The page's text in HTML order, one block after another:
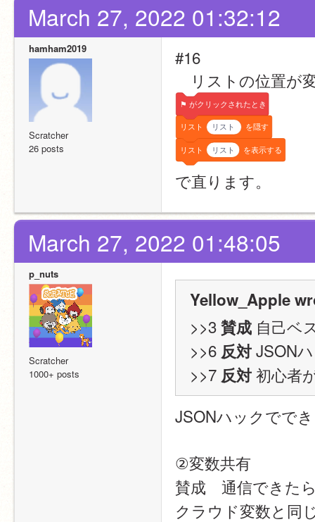
March 27, 2022 01:32:12
hamham2019
Scratcher
26 posts
#16
リストの位置が
⚑ がクリックされたとき
リスト リスト を隠す
リスト リスト を表示する
で直ります。
March 27, 2022 01:48:05
p_nuts
Scratcher
1000+ posts
Yellow_Apple
>>3 賛成 自己ベ
>>6 反対 JSON
>>7 反対 初心者
JSONハックでで
②変数共有
賛成　通信できた
クラウド変数と同